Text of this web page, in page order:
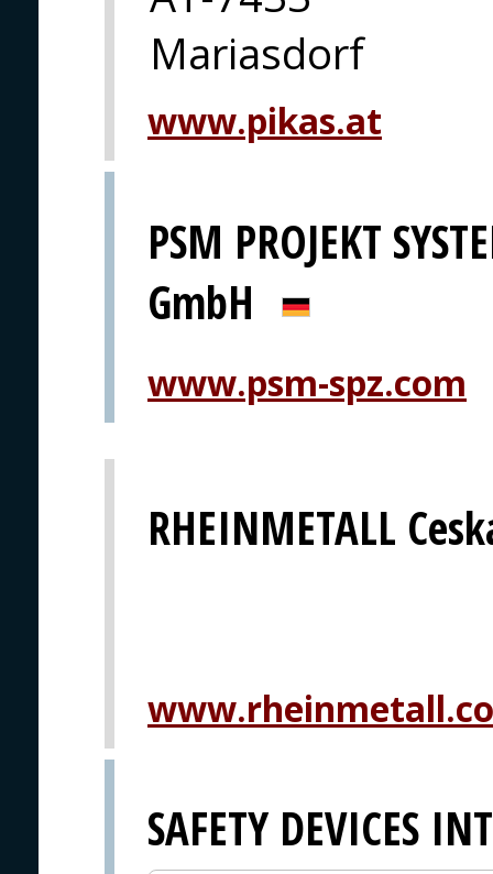
Mariasdorf
www.pikas.at
PSM PROJEKT
GmbH
www.psm-spz.com
RHEINMETALL
SAFETY DEVICES